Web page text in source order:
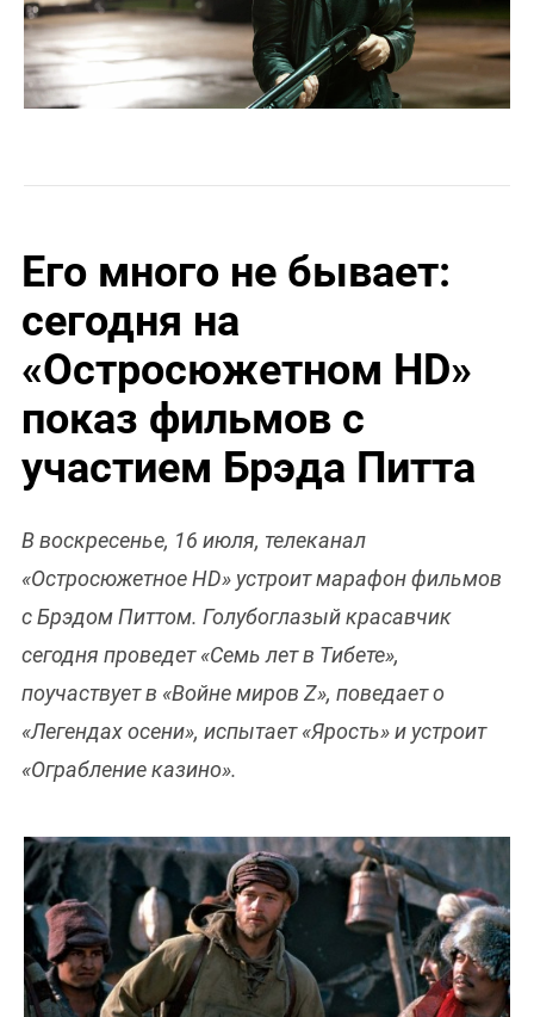
Его много не бывает:
сегодня на
«Остросюжетном HD»
показ фильмов с
участием Брэда Питта
В воскресенье, 16 июля, телеканал
«Остросюжетное HD» устроит марафон фильмов
с Брэдом Питтом. Голубоглазый красавчик
сегодня проведет «Семь лет в Тибете»,
поучаствует в «Войне миров Z», поведает о
«Легендах осени», испытает «Ярость» и устроит
«Ограбление казино».